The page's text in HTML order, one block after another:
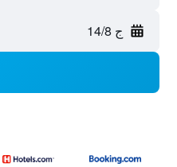
ج 14/8